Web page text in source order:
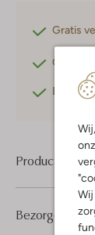
Gratis
Gratis
Betaal
Product
Bezorgen &